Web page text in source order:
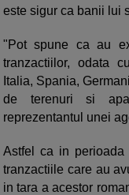
este sigur ca banii lui
"Pot spune ca au
tranzactiilor, odata
Italia, Spania,
de terenuri si
reprezentantul unei
Astfel ca in
tranzactiile care au
in tara a acestor